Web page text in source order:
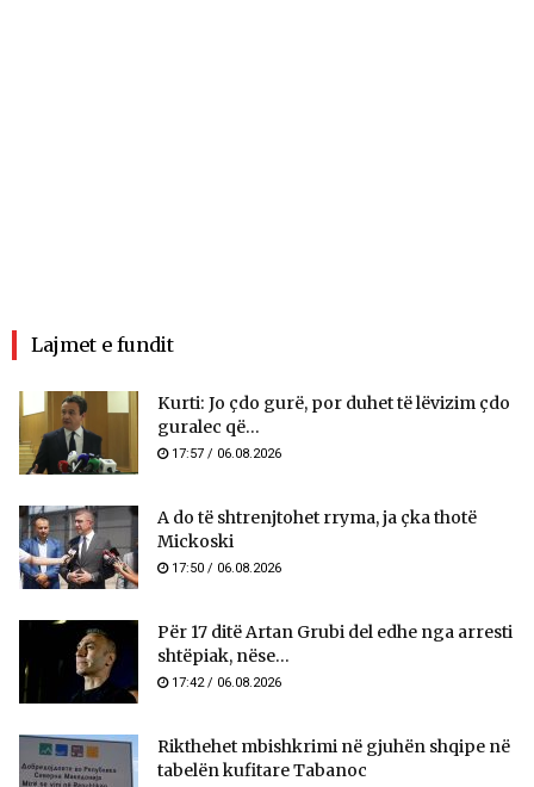
Lajmet e fundit
Kurti: Jo çdo gurë, por duhet të lëvizim çdo
guralec që...
17:57 / 06.08.2026
A do të shtrenjtohet rryma, ja çka thotë
Mickoski
17:50 / 06.08.2026
Për 17 ditë Artan Grubi del edhe nga arresti
shtëpiak, nëse...
17:42 / 06.08.2026
Rikthehet mbishkrimi në gjuhën shqipe në
tabelën kufitare Tabanoc